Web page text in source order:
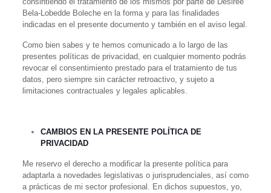
Bela-Lobedde Boleche en la forma y para las finalidades
indicadas en el presente documento y también en el aviso legal .
Como bien sabes y te hemos comunicado a lo largo de las
presentes políticas de privacidad, en cualquier momento podrás
revocar el consentimiento prestado para el tratamiento de tus
datos, pero siempre sin carácter retroactivo, y sujeto a
limitaciones contractuales y legales aplicables.
CAMBIOS EN LA PRESENTE POLÍTICA DE
PRIVACIDAD
Me reservo el derecho a modificar la presente política para
adaptarla a novedades legislativas o jurisprudenciales, así como
a prácticas de mi sector profesional. En dichos supuestos, yo,